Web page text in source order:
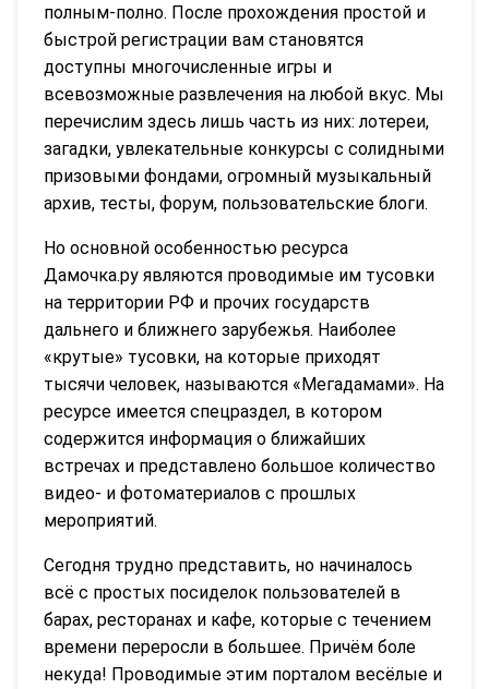
полным-полно. После прохождения простой и
быстрой регистрации вам становятся
доступны многочисленные игры и
всевозможные развлечения на любой вкус. Мы
перечислим здесь лишь часть из них: лотереи,
загадки, увлекательные конкурсы с солидными
призовыми фондами, огромный музыкальный
архив, тесты, форум, пользовательские блоги.
Но основной особенностью ресурса
Дамочка.ру являются проводимые им тусовки
на территории РФ и прочих государств
дальнего и ближнего зарубежья. Наиболее
«крутые» тусовки, на которые приходят
тысячи человек, называются «Мегадамами». На
ресурсе имеется спецраздел, в котором
содержится информация о ближайших
встречах и представлено большое количество
видео- и фотоматериалов с прошлых
мероприятий.
Сегодня трудно представить, но начиналось
всё с простых посиделок пользователей в
барах, ресторанах и кафе, которые с течением
времени переросли в большее. Причём боле
некуда! Проводимые этим порталом весёлые и